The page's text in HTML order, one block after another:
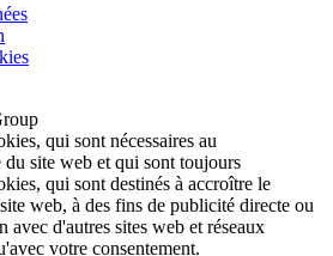
qui sont nécessaires au
site web et qui sont toujours
qui sont destinés à accroître le
web, à des fins de publicité directe ou
d'autres sites web et réseaux
votre consentement.